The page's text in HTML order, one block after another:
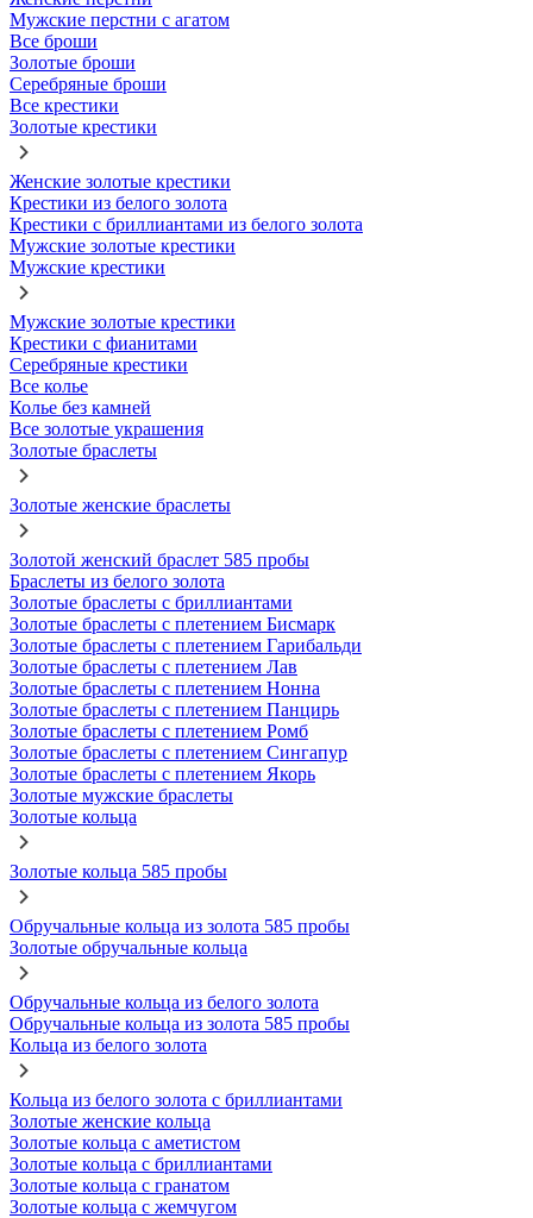
Мужские перстни с агатом
Все броши
Золотые броши
Серебряные броши
Все крестики
Золотые крестики
Женские золотые крестики
Крестики из белого золота
Крестики с бриллиантами из белого золота
Мужские золотые крестики
Мужские крестики
Мужские золотые крестики
Крестики с фианитами
Серебряные крестики
Все колье
Колье без камней
Все золотые украшения
Золотые браслеты
Золотые женские браслеты
Золотой женский браслет 585 пробы
Браслеты из белого золота
Золотые браслеты с бриллиантами
Золотые браслеты с плетением Бисмарк
Золотые браслеты с плетением Гарибальди
Золотые браслеты с плетением Лав
Золотые браслеты с плетением Нонна
Золотые браслеты с плетением Панцирь
Золотые браслеты с плетением Ромб
Золотые браслеты с плетением Сингапур
Золотые браслеты с плетением Якорь
Золотые мужские браслеты
Золотые кольца
Золотые кольца 585 пробы
Обручальные кольца из золота 585 пробы
Золотые обручальные кольца
Обручальные кольца из белого золота
Обручальные кольца из золота 585 пробы
Кольца из белого золота
Кольца из белого золота с бриллиантами
Золотые женские кольца
Золотые кольца с аметистом
Золотые кольца с бриллиантами
Золотые кольца с гранатом
Золотые кольца с жемчугом